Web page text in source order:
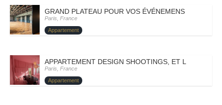
GRAND PLATEAU POUR VOS ÉVÉNEMENS – PARIS
Paris, France
Appartement
APPARTEMENT DESIGN SHOOTINGS, ET
Paris, France
Appartement